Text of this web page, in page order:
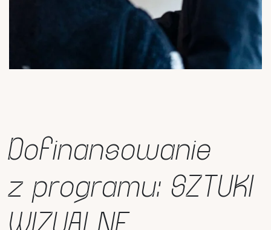
Dofinansowanie
z programu: SZTUKI